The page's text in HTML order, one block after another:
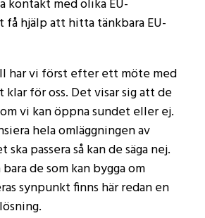
kontakt med olika EU-
hjälp att hitta tänkbara EU-
har vi först efter ett möte med
för oss. Det visar sig att de
vi kan öppna sundet eller ej.
hela omläggningen av
ska passera så kan de säga nej.
de som kan bygga om
synpunkt finns här redan en